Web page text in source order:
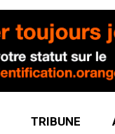
TRIBUNE